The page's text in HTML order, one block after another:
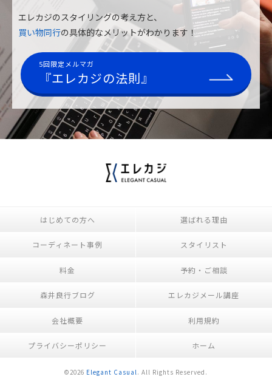
エレカジのスタイリングの考え方と、
買い物同行の具体的なメリットがわかります！
5回限定メルマガ
『エレカジの法則』
はじめての方へ 選ばれる理由
コーディネート事例 スタイリスト
料金 予約・ご相談
森井良行ブログ エレカジメール講座
会社概要 利用規約
プライバシーポリシー ホーム
©2026 Elegant Casual . All Rights Reserved.